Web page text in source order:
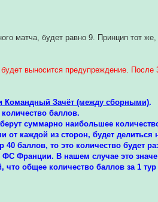
матча, будет равно 9. Принцип тот
выносится предупреждение. После
Командный Зачёт (между сборными).
баллов.
суммарно наибольшее
каждой из сторон, будет делиться
баллов, то это количество будет
Франции. В нашем случае это
общее количество баллов за 1 тур